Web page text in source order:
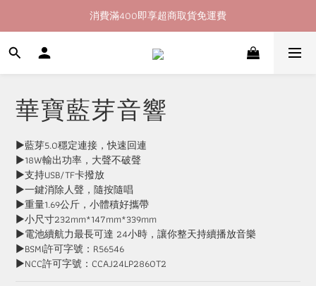
加入會員即送60購物金
消費滿400即享超商取貨免運費
加入會員即送60購物金
華寶藍芽音響
▶藍芽5.0穩定連接，快速回連
▶18W輸出功率，大聲不破聲
▶支持USB/TF卡撥放
▶一鍵消除人聲，隨按隨唱
▶重量1.69公斤，小體積好攜帶
▶小尺寸232mm*147mm*339mm
▶電池續航力最長可達 24小時，讓你整天持續播放音樂
▶BSMI許可字號：R56546
▶NCC許可字號：CCAJ24LP2860T2